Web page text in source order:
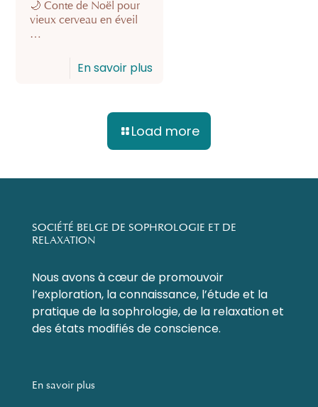
🌙 Conte de Noël pour
vieux cerveau en éveil
…
En savoir plus
Load more
SOCIÉTÉ BELGE DE SOPHROLOGIE ET DE
RELAXATION
Nous avons à cœur de promouvoir
l’exploration, la connaissance, l’étude et la
pratique de la sophrologie, de la relaxation et
des états modifiés de conscience.
En savoir plus